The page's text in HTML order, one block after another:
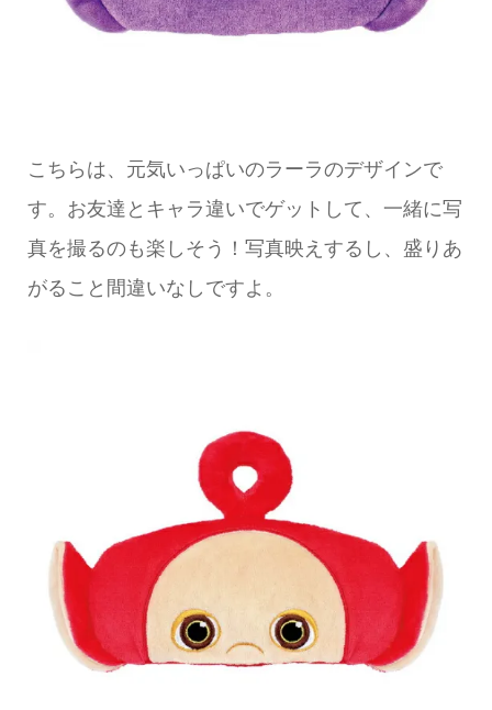
こちらは、元気いっぱいのラーラのデザインで
す。お友達とキャラ違いでゲットして、一緒に写
真を撮るのも楽しそう！写真映えするし、盛りあ
がること間違いなしですよ。